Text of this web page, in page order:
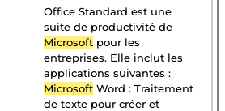
Office Standard est une
suite de productivité de
Microsoft pour les
entreprises. Elle inclut les
applications suivantes :
Microsoft Word : Traitement
de texte pour créer et